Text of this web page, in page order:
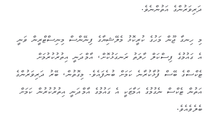
ދަރިވަރުންގެ އަތުންނެވެ.
މި ހިނގާ ޖޫން މަހުގެ ކުރީކޮޅު މެލޭޝިޔާގެ ފިނޭންސް މިނިސްޓްރީން ވަނީ
އެ ގައުމުގެ ފިސްކަލް ހާލަތު ރަނގަޅުކޮށް، އާމްދަނީ އިތުރުކުރުމަށް
ޓެކްސްގެ ބޭސް ފުޅާކުރާނެ ކަމަށް ބުނެފައެވެ. މިގޮތުން، ބޭރު ދަރިވަރުންގެ
އަތުން ޓެކްސް ނެގުމުގެ އަމާޒަކީ އެ ގައުމުގެ އާމްދަނީ އިތުރުކުރުން ކަމަށް
ބެލެވެއެވެ.